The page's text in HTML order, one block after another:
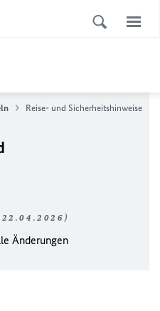
Reise- und Sicherheitshinweise
Änderungen